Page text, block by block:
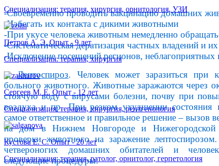
-Своевременно проводить вакцинацию домашних
-Избегать их контакта с дикими животными
-При укусе человека животным немедленно
-Систематическая дератизация частных владений и
-Исключение посещений регионов, неблагоприятных
2. Лептоспироз. Человек может заразиться при
больного животного. Животные заражаются через
стоячую воду с вирусами болезни, почву при
воздуха и пр. При резком ухудшении состояния
самое ответственное и правильное решение – вызов
на дом в Нижнем Новгороде и Нижегородской
проверки животного на заражение
четвероногих домашних обитателей и
следующие процедуры:
Специализация: терапия, хирургия, орнитология, УЗИ
Петров А. Э. Опыт - 9 лет
Специализация: терапия, хирургия
Сергеев М. Е. Опыт - 12 лет
Специализация: терапия, хирургия, рентгенология
Кустова Е. С. Опыт - 20 лет
Специализация: терапия, ратолог, орнитолог, герпетология